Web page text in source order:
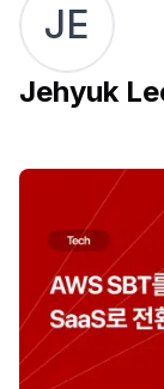
JE
Jehyuk